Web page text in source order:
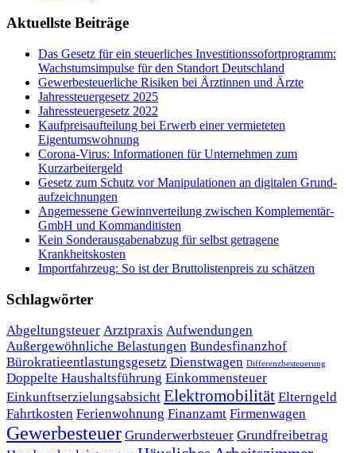
Aktuellste Beiträge
Das Gesetz für ein steuerliches Investitionssofortprogramm:
Wachstumsimpulse für den Standort Deutschland
Gewerbesteuerliche Risiken bei Ärztinnen und Ärzte
Jahressteuergesetz 2025
Jahressteuergesetz 2022
Kaufpreisaufteilung bei Erwerb einer vermieteten
Eigentumswohnung
Corona-Virus: Informationen für Unternehmen zum
Kurzarbeitergeld
Ge­setz zum Schutz vor Ma­ni­pu­la­tio­nen an di­gi­ta­len Grund­
auf­zeich­nun­gen
Angemessene Gewinnverteilung zwischen Komplementär-
GmbH und Kommanditisten
Kein Sonderausgabenabzug für selbst getragene
Krankheitskosten
Importfahrzeug: So ist der Bruttolistenpreis zu schätzen
Schlagwörter
Abgeltungsteuer Arztpraxis Aufwendungen
Außergewöhnliche Belastungen Bundesfinanzhof
Bürokratieentlastungsgesetz Dienstwagen Differenzbesteuerung
Doppelte Haushaltsführung Einkommensteuer
Einkunftserzielungsabsicht Elektromobilität Elterngeld
Fahrtkosten Ferienwohnung Finanzamt Firmenwagen
Gewerbesteuer Grunderwerbsteuer Grundfreibetrag